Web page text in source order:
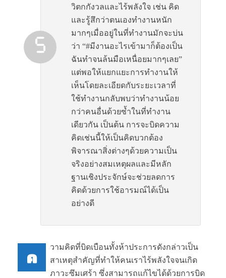
วิตกกังวลและไร้พลังใจ เช่น คิด
และรู้สึกว่าตนเองทำงานหนัก
มากๆเมื่ออยู่ในที่ทำงานมักจะบ่น
ว่า “#มีงานอะไรเข้ามาก็ต้องเป็น
ฉันทำจนล้นมือเหนื่อยมากๆเลย”
แต่พอให้แยกแยะการทำงานให้
เห็นโดยละเอียดกับระยะเวลาที่
ใช้ทำงานกลับพบว่าทำงานน้อย
กว่าคนอื่นด้วยซ้ำในที่ทำงาน
เดียวกัน เป็นต้น การจะบิดความ
คิดเช่นนี้ให้เป็นคิดบวกต้อง
พิจารณาสิ่งต่างๆด้วยความเป็น
จริงอย่างสมเหตุผลและมีหลัก
ฐานเชิงประจักษ์จะช่วยลดการ
คิดด้วยการใช้อารมณ์ได้เป็น
อย่างดี
ค
วามคิดที่บิดเบือนทั้งห้าประการดังกล่าวเป็น
สาเหตุสำคัญที่ทำให้คนเราไร้พลังใจจนเกิด
ภาวะซึมเศร้า ซึ่งสามารถแก้ไขได้ด้วยการบิด